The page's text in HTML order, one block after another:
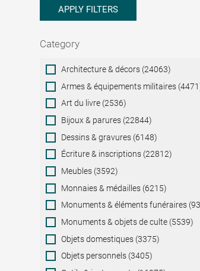
APPLY FILTERS
Category
Category
Architecture & décors (24063)
Armes & équipements militaires
Art du livre (2536)
Bijoux & parures (22844)
Dessins & gravures (6148)
Écriture & inscriptions (22812)
Meubles (3592)
Monnaies & médailles (6215)
Monuments & éléments funéraires
Monuments & objets de culte (5539)
Objets domestiques (3375)
Objets personnels (3405)